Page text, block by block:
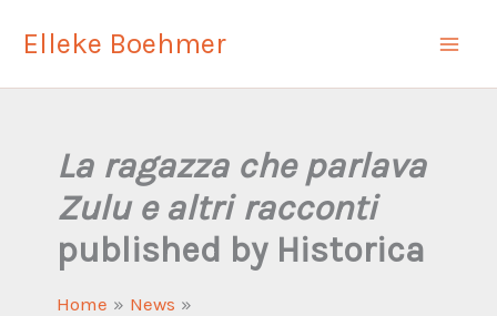
Elleke Boehmer
La ragazza che parlava
Zulu e altri racconti
published by Historica
Home
News